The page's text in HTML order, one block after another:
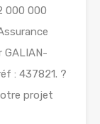
000 000
GALIAN-
: 437821. ?
projet